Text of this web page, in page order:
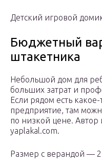
Детский игровой
Бюджетный
штакетника
Небольшой дом для
больших затрат и
Если рядом есть
предприятие, там
по низкой цене.
yaplakal.com.
Размер с верандой —